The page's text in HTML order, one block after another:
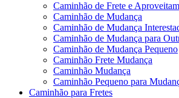
Caminhão de Frete e
Caminhão de Mudança
Caminhão de Mudança
Caminhão de Mudança para
Caminhão de Mudança Pequeno
Caminhão Frete Mudança
Caminhão Mudança
Caminhão Pequeno para
Caminhão para Fretes